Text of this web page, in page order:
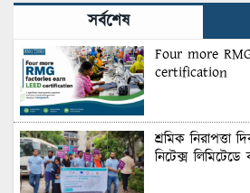
সর্বশেষ
Four more
certification
শ্রমিক নিরাপত্তা
নিটেক্স